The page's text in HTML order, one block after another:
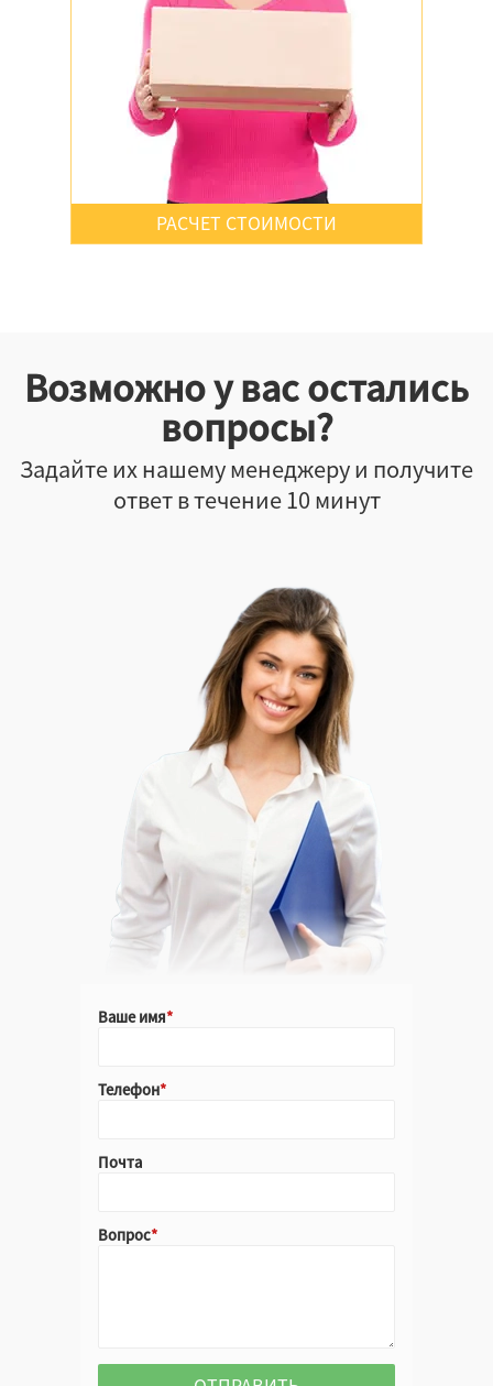
РАСЧЕТ СТОИМОСТИ
Возможно у вас остались
вопросы?
Задайте их нашему менеджеру и получите
ответ в течение 10 минут
Ваше имя
Телефон
Почта
Вопрос